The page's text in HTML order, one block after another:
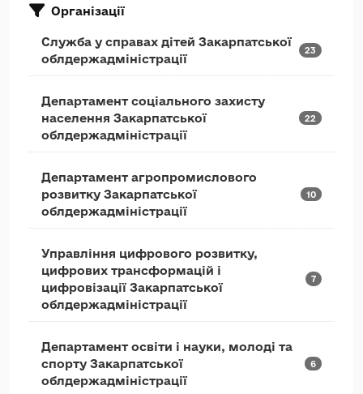
Організації
Служба у справах дітей Закарпатської
облдержадміністрації
23
Департамент соціального захисту
населення Закарпатської
облдержадміністрації
22
Департамент агропромислового
розвитку Закарпатської
облдержадміністрації
10
Управління цифрового розвитку,
цифрових трансформацій і
цифровізації Закарпатської
облдержадміністрації
7
Департамент освіти і науки, молоді та
спорту Закарпатської
облдержадміністрації
6